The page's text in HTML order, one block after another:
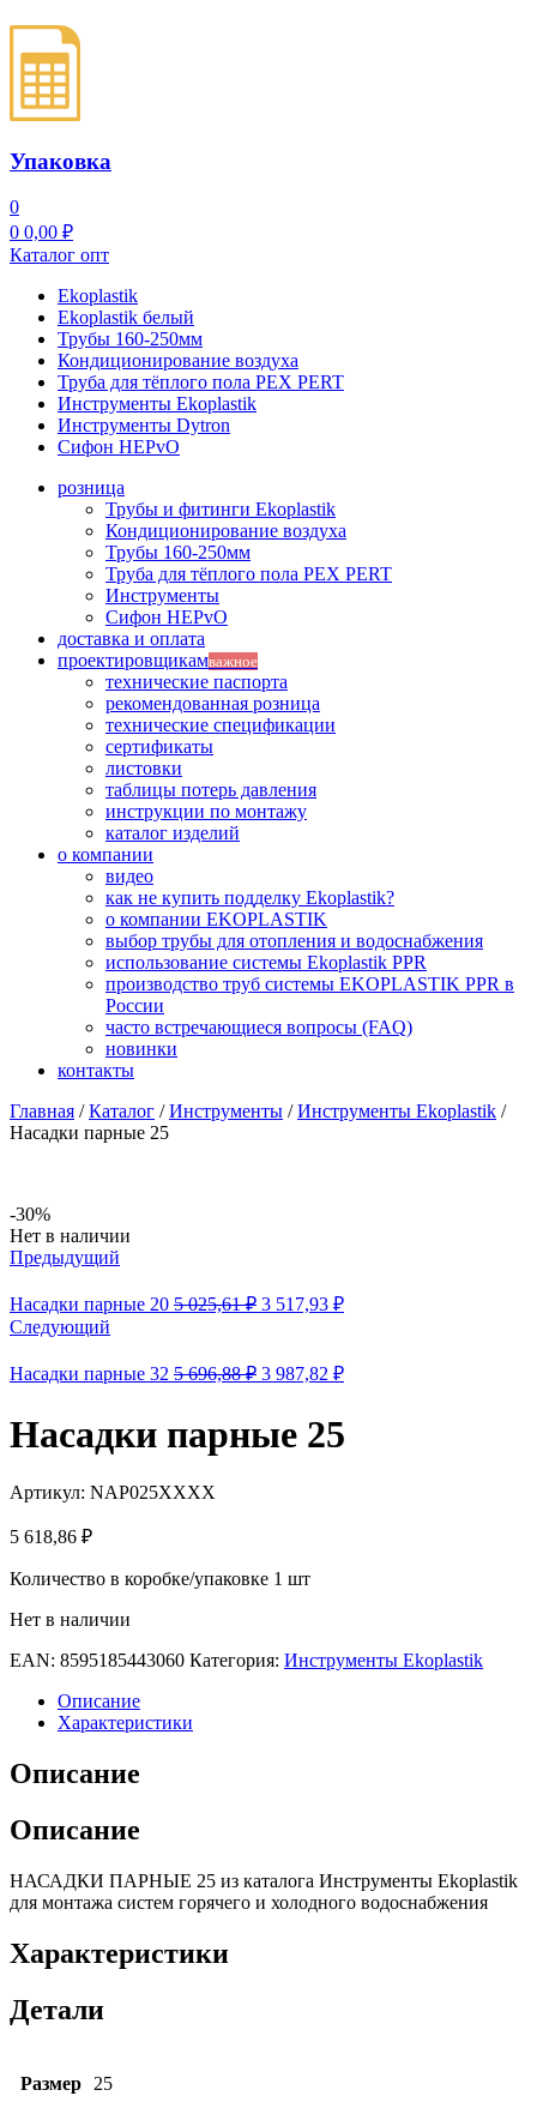
Упаковка
0
0 0,00 ₽
Каталог опт
Ekoplastik
Ekoplastik белый
Трубы 160-250мм
Кондиционирование воздуха
Труба для тёплого пола PEX PERT
Инструменты Ekoplastik
Инструменты Dytron
Сифон HEPvO
розница
Трубы и фитинги Ekoplastik
Кондиционирование воздуха
Трубы 160-250мм
Труба для тёплого пола PEX PERT
Инструменты
Сифон HEPvO
доставка и оплата
проектировщикамважное
технические паспорта
рекомендованная розница
технические спецификации
сертификаты
листовки
таблицы потерь давления
инструкции по монтажу
каталог изделий
о компании
видео
как не купить подделку Ekoplastik?
о компании EKOPLASTIK
выбор трубы для отопления и водоснабжения
использование системы Ekoplastik PPR
производство труб системы EKOPLASTIK PPR в
России
часто встречающиеся вопросы (FAQ)
новинки
контакты
Главная /Каталог /Инструменты /Инструменты Ekoplastik /
Насадки парные 25
-30%
Availability:
Нет в наличии
Предыдущий
Насадки парные 20 5 025,61₽ Первоначальная
5
3 517,93 ₽Текущая
517,93 ₽.
Следующий
Насадки парные 32 5 696,88₽ Первоначальная
5
3 987,82 ₽Текущая
987,82 ₽.
Насадки парные 25
Артикул: NAP025XXXX
5 618,86 ₽
Количество в коробке/упаковке 1 шт
Нет в наличии
EAN: 8595185443060 Категория: Инструменты Ekoplastik
Описание
Характеристики
Описание
Описание
НАСАДКИ ПАРНЫЕ 25 из каталога Инструменты Ekoplastik
для монтажа систем горячего и холодного водоснабжения
Характеристики
Детали
Размер 25